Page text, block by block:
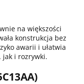
na większości
konstrukcja bez
awarii i ułatwia
jak i rozrywki.